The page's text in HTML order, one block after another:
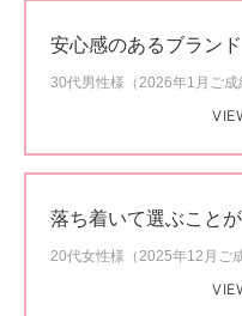
安心感のあるブランド
30代男性様（2026年1月ご成
落ち着いて選ぶこと
20代女性様（2025年12月ご成